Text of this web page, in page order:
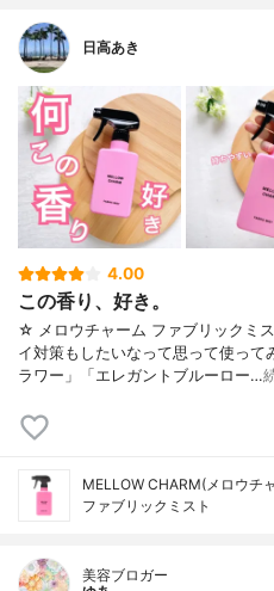
日高あき
4.00
この香り、好き。
☆ メロウチャーム ファブリックミ
イ対策もしたいなって思って使っ
ラワー」「エレガントブルーロー…
MELLOW CHARM(メロウチ
ファブリックミスト
美容ブロガー